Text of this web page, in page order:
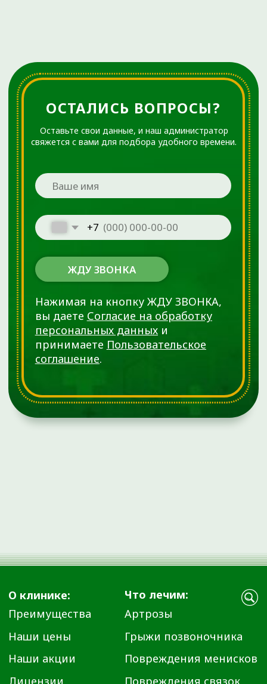
любое иное использование информации и объектов без
предварительного письменного согласия правообладателя.
Указание ссылки на источник информации является
обязательным.
ООО «ДЕМЕТРА»
Лицензия № Л041-01107-72/00646332 от 4 апреля 2023
года
ОГРН 1137232067895
ИНН 7224052230
Материалы, размещенные на данной странице, носят
информационный характер и предназначены для
образовательных целей. Посетители сайта не должны
использовать их в качестве медицинских рекомендаций.
Определение диагноза и выбор методики лечения остается
исключительной прерогативой вашего лечащего врача!
ООО «ДЕМЕТРА» не несёт ответственности за возможные
негативные последствия, возникшие в результате
использования информации, размещенной на сайте
ortho72.clinic
Администрация клиники принимает все меры по
своевременному обновлению размещённого на сайте
прайс-листа. Однако во избежание возможных
недоразумений советуем уточнять стоимость услуг в
регистратуре по телефону +7 (3452) 588-599. Размещенный
прайс не является офертой. Медицинские услуги
оказываются на основании договора.
© 2025 ОРТОКЛИНИКА (ООО «ДЕМЕТРА»)
ИМЕЮТСЯ ПРОТИВОПОКАЗАНИЯ.
НЕОБХОДИМО
ПРОКОНСУЛЬТИРОВАТЬСЯ СО
СПЕЦИАЛИСТОМ